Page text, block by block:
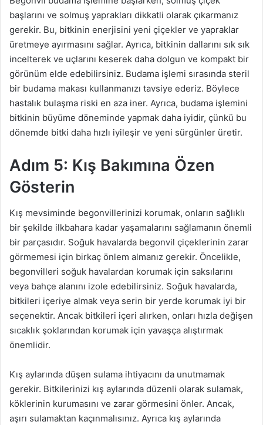
başlarını ve solmuş yaprakları dikkatli olarak çıkarmanız
gerekir. Bu, bitkinin enerjisini yeni çiçekler ve yapraklar
üretmeye ayırmasını sağlar. Ayrıca, bitkinin dallarını sık sık
incelterek ve uçlarını keserek daha dolgun ve kompakt bir
görünüm elde edebilirsiniz. Budama işlemi sırasında steril
bir budama makası kullanmanızı tavsiye ederiz. Böylece
hastalık bulaşma riski en aza iner. Ayrıca, budama işlemini
bitkinin büyüme döneminde yapmak daha iyidir, çünkü bu
dönemde bitki daha hızlı iyileşir ve yeni sürgünler üretir.
Adım 5: Kış Bakımına Özen
Gösterin
Kış mevsiminde begonvillerinizi korumak, onların sağlıklı
bir şekilde ilkbahara kadar yaşamalarını sağlamanın önemli
bir parçasıdır. Soğuk havalarda begonvil çiçeklerinin zarar
görmemesi için birkaç önlem almanız gerekir. Öncelikle,
begonvilleri soğuk havalardan korumak için saksılarını
veya bahçe alanını izole edebilirsiniz. Soğuk havalarda,
bitkileri içeriye almak veya serin bir yerde korumak iyi bir
seçenektir. Ancak bitkileri içeri alırken, onları hızla değişen
sıcaklık şoklarından korumak için yavaşça alıştırmak
önemlidir.
Kış aylarında düşen sulama ihtiyacını da unutmamak
gerekir. Bitkilerinizi kış aylarında düzenli olarak sulamak,
köklerinin kurumasını ve zarar görmesini önler. Ancak,
aşırı sulamaktan kaçınmalısınız. Ayrıca kış aylarında